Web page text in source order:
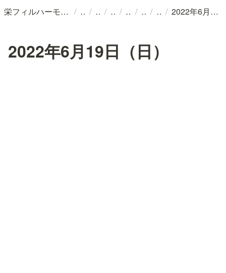
栄フィルハーモニー交響楽団 / / / / / / / 2022年6月19日（日）
2022年6月19日（日）